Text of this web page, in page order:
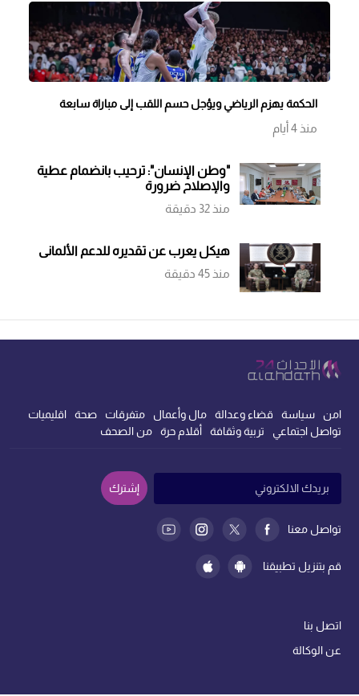
الحكمة يهزم الرياضي ويؤجل حسم اللقب إلى مباراة سابعة
منذ 4 أيام
"وطن الإنسان": ترحيب بانضمام عطية
والإصلاح ضرورة
منذ 32 دقيقة
هيكل يعرب عن تقديره للدعم الألماني
منذ 45 دقيقة
امن سياسة قضاء وعدالة مال وأعمال متفرقات صحة
اقليميات
تواصل اجتماعي
تربية وثقافة أقلام حرة من الصحف
قم بتنزيل تطبيقنا
تواصل معنا
إشترك
اتصل بنا
عن الوكالة